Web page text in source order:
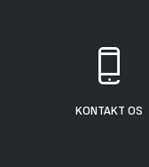
KONTAKT OS